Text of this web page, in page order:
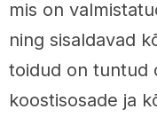
mis on
ning sisaldavad
toidud on tuntud
koostisosade ja